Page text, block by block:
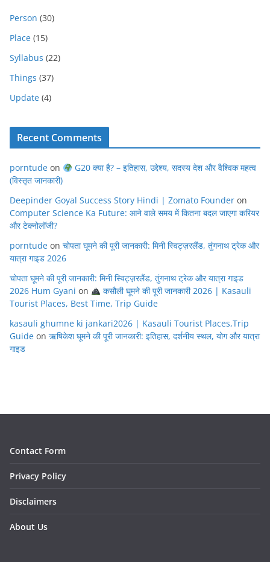
Person (30)
Place (15)
Syllabus (22)
Things (37)
Update (4)
Recent Comments
porntude on
G20 क्या है? – इतिहास, उद्देश्य, सदस्य देश और वैश्विक महत्व
(विस्तृत जानकारी)
Deepinder Goyal Success Story Hindi | Zomato Founder on
Computer Science Ka Future: आने वाले समय में कितना बदल जाएगा करियर
और टेक्नोलॉजी?
porntude on चोपता घूमने की पूरी जानकारी: मिनी स्विट्ज़रलैंड, तुंगनाथ ट्रेक और
यात्रा गाइड 2026
चोपता घूमने की पूरी जानकारी: मिनी स्विट्ज़रलैंड, तुंगनाथ ट्रेक और यात्रा गाइड
2026 Hum Gyani on
कसौली घूमने की पूरी जानकारी 2026 | Kasauli
Tourist Places, Best Time, Trip Guide
kasauli ghumne ki jankari2026 | Kasauli Tourist Places,Trip
Guide on ऋषिकेश घूमने की पूरी जानकारी: इतिहास, दर्शनीय स्थल, योग और यात्रा
गाइड
Contact Form
Privacy Policy
Disclaimers
About Us